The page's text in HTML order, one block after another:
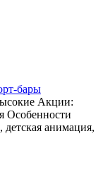
бары
Акции:
Особенности
детская анимация,